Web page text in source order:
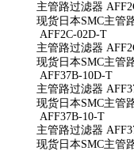
主管路过滤器
现货日本SMC主管
AFF2C-02D-T
主管路过滤器
现货日本SMC主管
AFF37B-10D-T
主管路过滤器
现货日本SMC主管
AFF37B-10-T
主管路过滤器
现货日本SMC主管